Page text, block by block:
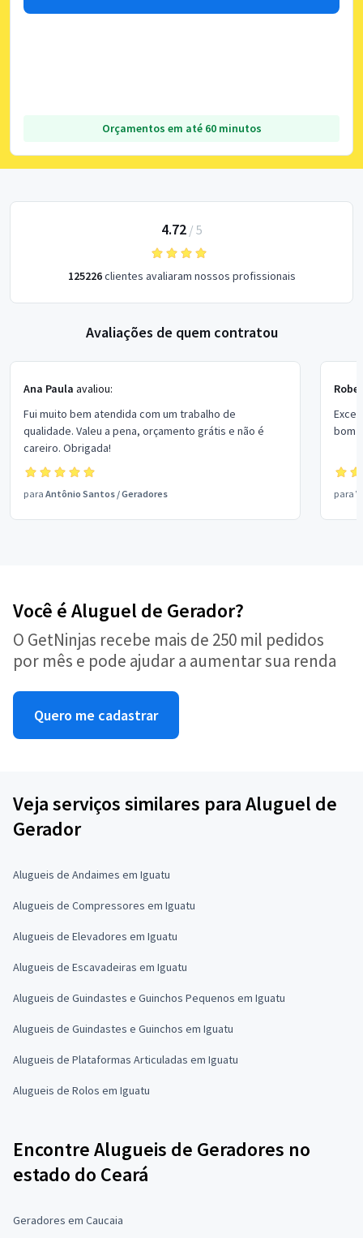
Orçamentos em até 60 minutos
4.72/ 5
125226clientes avaliaram nossos profissionais
Avaliações de quem contratou
Ana Paula avaliou:
Fui muito bem atendida com um trabalho de
qualidade. Valeu a pena, orçamento grátis e não é
careiro. Obrigada!
para Antônio Santos /Geradores
bom
para
Você é Aluguel de Gerador?
O GetNinjas recebe mais de 250 mil pedidos
por mês e pode ajudar a aumentar sua renda
Quero me cadastrar
Veja serviços similares para Aluguel de
Gerador
Alugueis de Andaimes em Iguatu
Alugueis de Compressores em Iguatu
Alugueis de Elevadores em Iguatu
Alugueis de Escavadeiras em Iguatu
Alugueis de Guindastes e Guinchos Pequenos em Iguatu
Alugueis de Guindastes e Guinchos em Iguatu
Alugueis de Plataformas Articuladas em Iguatu
Alugueis de Rolos em Iguatu
Encontre Alugueis de Geradores no
estado do Ceará
Geradores em Caucaia